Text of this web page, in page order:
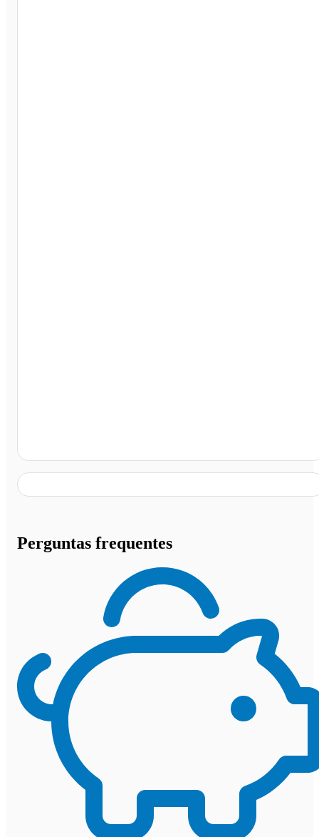
Perguntas frequentes